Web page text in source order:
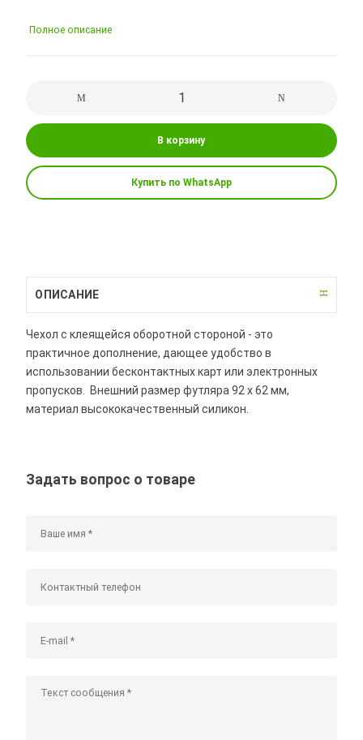
Полное описание
В корзину
Купить по WhatsApp
ОПИСАНИЕ
Чехол с клеящейся оборотной стороной - это
практичное дополнение, дающее удобство в
использовании бесконтактных карт или электронных
пропусков. Внешний размер футляра 92 х 62 мм,
материал высококачественный силикон.
Задать вопрос о товаре